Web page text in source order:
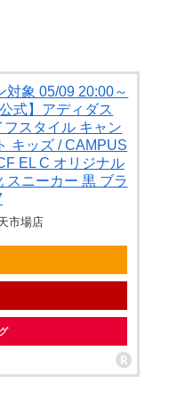
対象 05/09 20:00～
式】アディダス
スタイル キャン
キッズ / CAMPUS
EL C オリジナル
スニーカー 黒 ブラ
市場店